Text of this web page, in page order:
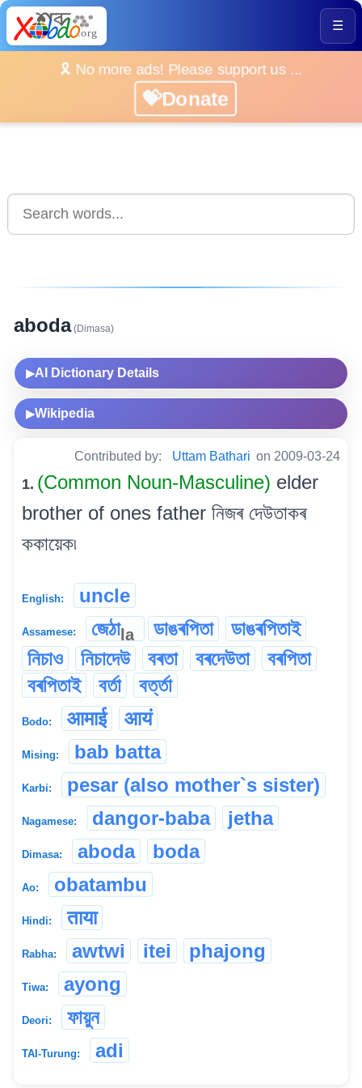
☰
🎗️ No more ads! Please support us ...
💝Donate
aboda(Dimasa)
▶AI Dictionary Details
▶Wikipedia
Contributed by: Uttam Bathari on 2009-03-24
1. (Common Noun-Masculine) elder
brother of ones father নিজৰ দেউতাকৰ
ককায়েক৷
English: uncle
Assamese: জেঠাla ডাঙৰপিতা
ডাঙৰপিতাই
নিচাও
নিচাদেউ বৰতা বৰদেউতা
বৰপিতা
বৰপিতাই
বৰ্তা বৰ্ত্তা
Bodo: आमाई आयं
Mising: bab batta
Karbi: pesar (also mother`s sister)
Nagamese: dangor-baba jetha
Dimasa: aboda boda
Ao: obatambu
Hindi: ताया
Rabha: awtwi itei phajong
Tiwa: ayong
Deori: ফায়ুন
TAI-Turung: adi